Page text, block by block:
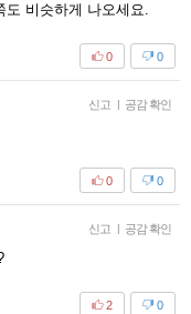
비슷하게 나오세요.
0
0
신고 | 공감 확인
0
0
신고 | 공감 확인
0
2